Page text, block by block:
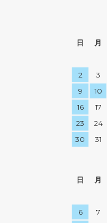
日
月
2
3
9
10
16
17
23
24
30
31
日
月
6
7